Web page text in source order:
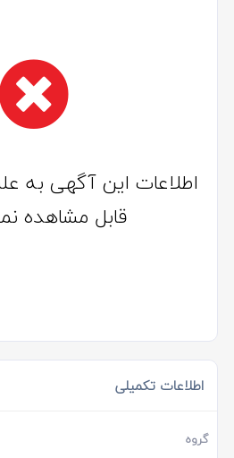
اطلاعات این آگهی
قابل مشاهده
اطلاعات تکمیلی
گروه